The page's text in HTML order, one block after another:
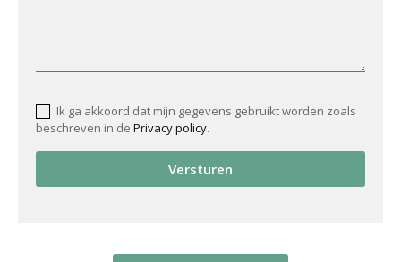
Ik ga akkoord dat mijn gegevens gebruikt worden zoals
beschreven in de Privacy policy.
Versturen